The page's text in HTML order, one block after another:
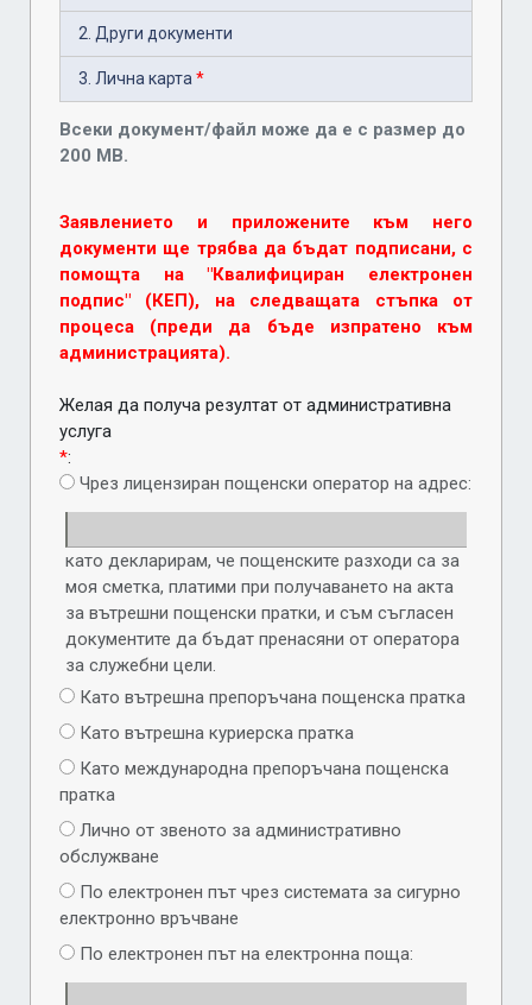
Всеки документ/файл може да е с размер до
200 MB.
2. Други документи
3. Лична карта *
Заявлението и приложените към него
документи ще трябва да бъдат подписани, с
помощта на "Квалифициран електронен
подпис" (КЕП), на следващата стъпка от
процеса (преди да бъде изпратено към
администрацията).
Желая да получа резултат от административна
услуга
*:
Чрез лицензиран пощенски оператор на адрес:
като декларирам, че пощенските разходи са за
моя сметка, платими при получаването на акта
за вътрешни пощенски пратки, и съм съгласен
документите да бъдат пренасяни от оператора
за служебни цели.
Като вътрешна препоръчана пощенска пратка
Като вътрешна куриерска пратка
Като международна препоръчана пощенска
пратка
Лично от звеното за административно
обслужване
По електронен път чрез системата за сигурно
електронно връчване
По електронен път на електронна поща: